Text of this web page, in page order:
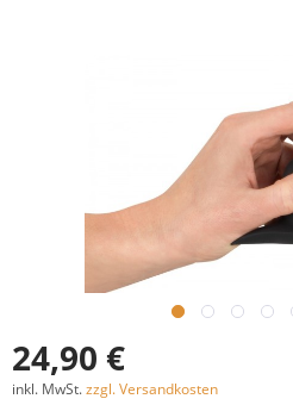
24,90 €
inkl. MwSt.zzgl. Versandkosten